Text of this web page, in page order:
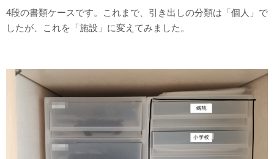
4段の書類ケースです。これまで、引き出しの分類は「個人」で
したが、これを「施設」に変えてみました。